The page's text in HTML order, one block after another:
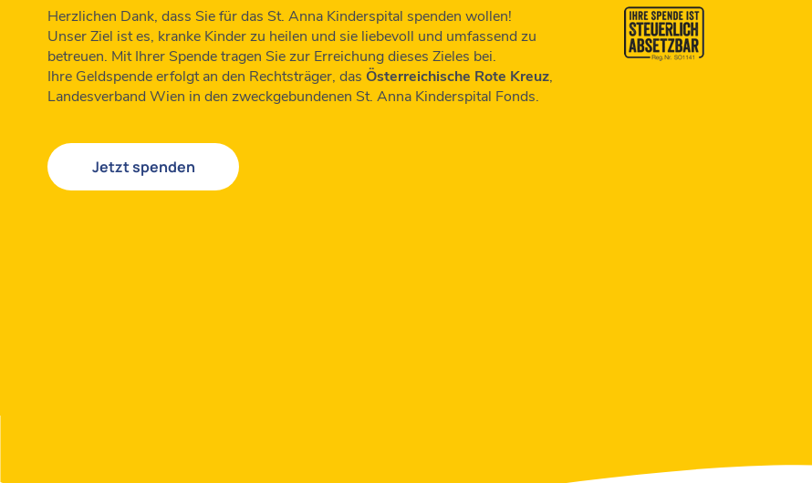
Herzlichen Dank, dass Sie für das St. Anna Kinderspital spenden wollen!
Unser Ziel ist es, kranke Kinder zu heilen und sie liebevoll und umfassend zu
betreuen. Mit Ihrer Spende tragen Sie zur Erreichung dieses Zieles bei.
Ihre Geldspende erfolgt an den Rechtsträger, das Österreichische Rote Kreuz,
Landesverband Wien in den zweckgebundenen St. Anna Kinderspital Fonds.
Jetzt spenden